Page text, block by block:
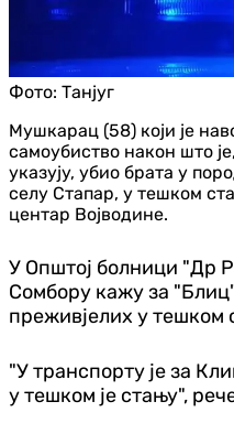
Фото: Танјуг
Мушкарац (58) који је
самоубиство након што
указују, убио брата у
селу Стапар, у тешком
центар Војводине.
У Општој болници "Др
Сомбору кажу за "Блиц"
преживјелих у тешком
"У транспорту је за
у тешком је стању",